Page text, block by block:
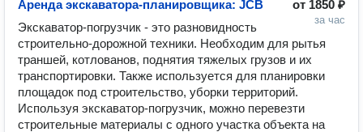
от 1850 ₽
за час
Аренда экскаватора-планировщика: JCB
Экскаватор-погрузчик - это разновидность
строительно-дорожной техники. Необходим для рытья
траншей, котлованов, поднятия тяжелых грузов и их
транспортировки. Также используется для планировки
площадок под строительство, уборки территорий.
Используя экскаватор-погрузчик, можно перевезти
строительные материалы с одного участка объекта на